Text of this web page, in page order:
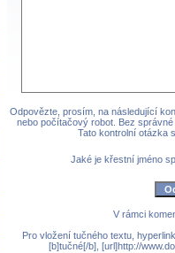
Odpovězte, prosím, na následující
nebo počítačový robot. Bez
Tato kontrolní otázka
Jaké je křestní jméno
V rámci
Pro vložení tučného textu,
[b]tučné[/b], [url]http://